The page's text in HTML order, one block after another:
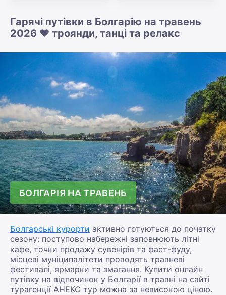
Гарячі путівки в Болгарію на травень
2026 ❤️ троянди, танці та релакс
БОЛГАРІЯ НА ТРАВЕНЬ
Болгарські курорти активно готуються до початку
сезону: поступово набережні заповнюють літні
кафе, точки продажу сувенірів та фаст-фуду,
місцеві муніципалітети проводять травневі
фестивалі, ярмарки та змагання. Купити онлайн
путівку на відпочинок у Болгарії в травні на сайті
турагенції АНЕКС тур можна за невисокою ціною.